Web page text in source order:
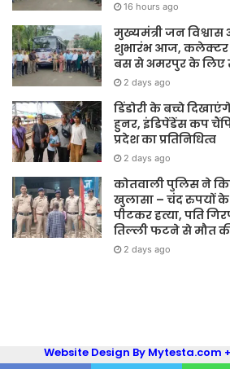
16 hours ago
मुख्यमंत्री जन
शुभारंभ आज, कलेक्टर
बस से अमरपुर के लिए
2 days ago
डिंडोरी के बच्चे
हुनर, इंडिपेंडेंस कप
प्रदेश का प्रतिनिधित्व
2 days ago
कोतवाली पुलिस ने
खुलासा – चंद रुपयों के
पीटकर हत्या, पति
तिल्ली फटने से मौत
2 days ago
Website Design By Mytesta.com